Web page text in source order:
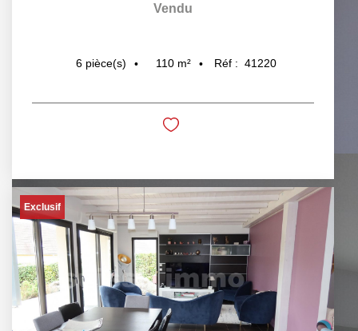
Vendu
6 pièce(s) 110 m² Réf : 41220
Exclusif